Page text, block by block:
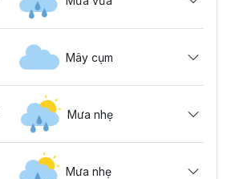
Mây cụm
Mưa nhẹ
Mưa nhẹ